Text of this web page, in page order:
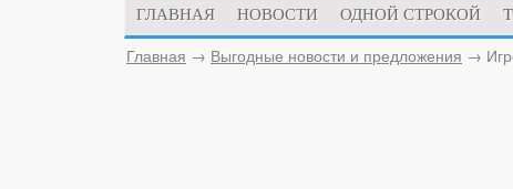
ГЛАВНАЯ НОВОСТИ ОДНОЙ СТРОКОЙ
Главная → Выгодные новости и предложения →